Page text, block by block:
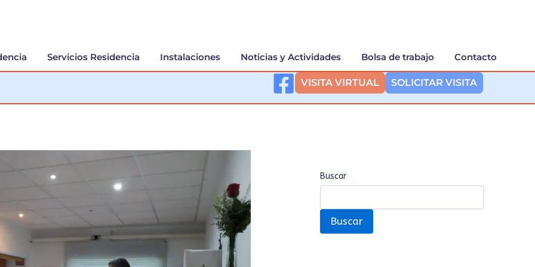
Servicios Residencia Instalaciones Noticias y Actividades Bolsa de trabajo Contacto
SOLICITAR VISITA
VISITA VIRTUAL
Buscar
Buscar